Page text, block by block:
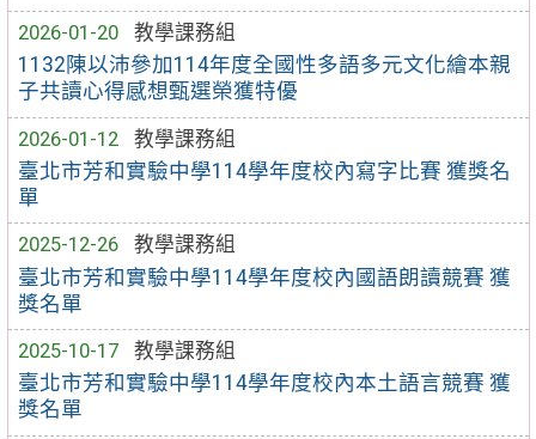
2026-01-20
教學課務組
1132陳以沛參加114年度全國性多語多元文化繪本親
子共讀心得感想甄選榮獲特優
2026-01-12
教學課務組
臺北市芳和實驗中學114學年度校內寫字比賽 獲獎名
單
2025-12-26
教學課務組
臺北市芳和實驗中學114學年度校內國語朗讀競賽 獲
獎名單
2025-10-17
教學課務組
臺北市芳和實驗中學114學年度校內本土語言競賽 獲
獎名單